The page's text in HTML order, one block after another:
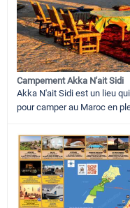
Campement Akka N'ait Sidi
Akka N'ait Sidi est un lieu
pour camper au Maroc en